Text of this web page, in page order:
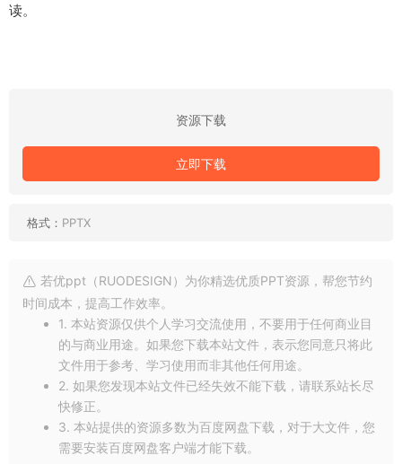
读。
资源下载
立即下载
格式： PPTX
若优ppt（RUODESIGN）为你精选优质PPT资源，帮您节约
时间成本，提高工作效率。
1. 本站资源仅供个人学习交流使用，不要用于任何商业目
的与商业用途。如果您下载本站文件，表示您同意只将此
文件用于参考、学习使用而非其他任何用途。
2. 如果您发现本站文件已经失效不能下载，请联系站长尽
快修正。
3. 本站提供的资源多数为百度网盘下载，对于大文件，您
需要安装百度网盘客户端才能下载。